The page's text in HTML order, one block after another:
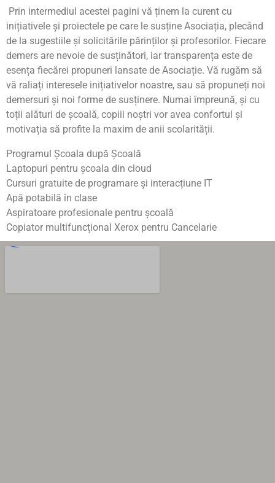
Prin intermediul acestei pagini vă ținem la curent cu
inițiativele și proiectele pe care le susține Asociația, plecând
de la sugestiile și solicitările părinților și profesorilor. Fiecare
demers are nevoie de susținători, iar transparența este de
esența fiecărei propuneri lansate de Asociație. Vă rugăm să
vă raliați interesele inițiativelor noastre, sau să propuneți noi
demersuri și noi forme de susținere. Numai împreună, și cu
toții alături de școală, copiii noștri vor avea confortul și
motivația să profite la maxim de anii scolarității.
Programul Școala după Școală
Laptopuri pentru școala din cloud
Cursuri gratuite de programare și interacțiune IT
Apă potabilă în clase
Aspiratoare profesionale pentru școală
Copiator multifuncțional Xerox pentru Cancelarie